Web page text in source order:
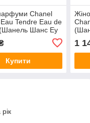
Chanel
Tendre Eau de
Шанс Еу
Купити
мл
1